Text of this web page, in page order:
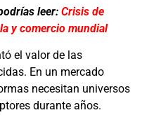
leer: Crisis de
y comercio mundial
el valor de las
En un mercado
necesitan universos
durante años.